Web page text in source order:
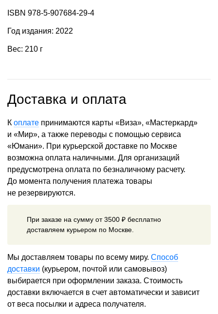
ISBN 978-5-907684-29-4
Год издания: 2022
Вес: 210 г
Доставка и оплата
К оплате принимаются карты «Виза», «Мастеркард»
и «Мир», а также переводы с помощью сервиса
«Юмани». При курьерской доставке по Москве
возможна оплата наличными. Для организаций
предусмотрена оплата по безналичному расчету.
До момента получения платежа товары
не резервируются.
При заказе на сумму от 3500 ₽ бесплатно
доставляем курьером по Москве.
Мы доставляем товары по всему миру. Способ
доставки (курьером, почтой или самовывоз)
выбирается при оформлении заказа. Стоимость
доставки включается в счет автоматически и зависит
от веса посылки и адреса получателя.